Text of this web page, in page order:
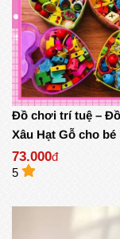
Đồ chơi trí tuệ –
Xâu Hạt Gỗ cho bé
73.000đ
5